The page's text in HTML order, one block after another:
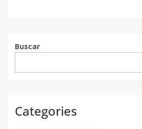
Buscar
Categories